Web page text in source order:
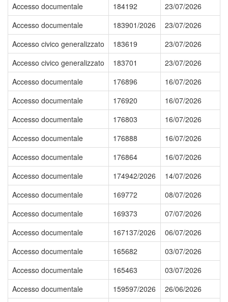
Accesso documentale
184192
23/07/2026
Accesso documentale
183901/2026
23/07/2026
Accesso civico generalizzato
183619
23/07/2026
Accesso civico generalizzato
183701
23/07/2026
Accesso documentale
176896
16/07/2026
Accesso documentale
176920
16/07/2026
Accesso documentale
176803
16/07/2026
Accesso documentale
176888
16/07/2026
Accesso documentale
176864
16/07/2026
Accesso documentale
174942/2026
14/07/2026
Accesso documentale
169772
08/07/2026
Accesso documentale
169373
07/07/2026
Accesso documentale
167137/2026
06/07/2026
Accesso documentale
165682
03/07/2026
Accesso documentale
165463
03/07/2026
Accesso documentale
159597/2026
26/06/2026